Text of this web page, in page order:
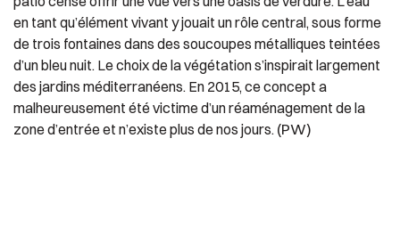
en tant qu’élément vivant y jouait un rôle central, sous forme
de trois fontaines dans des soucoupes métalliques teintées
d’un bleu nuit. Le choix de la végétation s’inspirait largement
des jardins méditerranéens. En 2015, ce concept a
malheureusement été victime d’un réaménagement de la
zone d’entrée et n’existe plus de nos jours. (PW)